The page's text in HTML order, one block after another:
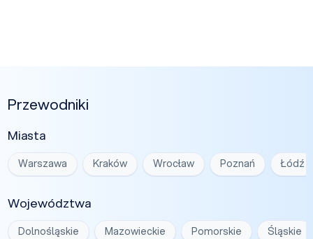
Przewodniki
Miasta
Warszawa Kraków Wrocław Poznań Łódź
Województwa
Dolnośląskie Mazowieckie Pomorskie Śląskie